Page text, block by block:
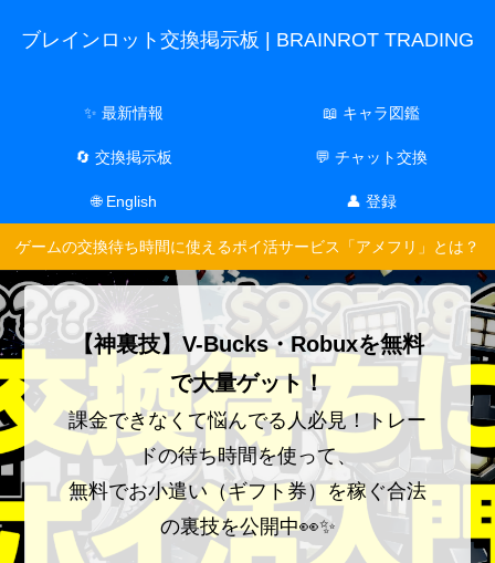
ブレインロット交換掲示板 | BRAINROT TRADING
✨ 最新情報 📖 キャラ図鑑
🔄 交換掲示板 💬 チャット交換
🌐 English 👤 登録
ゲームの交換待ち時間に使えるポイ活サービス「アメフリ」とは？
【神裏技】V-Bucks・Robuxを無料
で大量ゲット！
課金できなくて悩んでる人必見！トレー
ドの待ち時間を使って、
無料でお小遣い（ギフト券）を稼ぐ合法
の裏技を公開中👀✨